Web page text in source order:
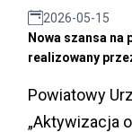
2026-05-15
Nowa szansa na
realizowany
Powiatowy
„Aktywizacja